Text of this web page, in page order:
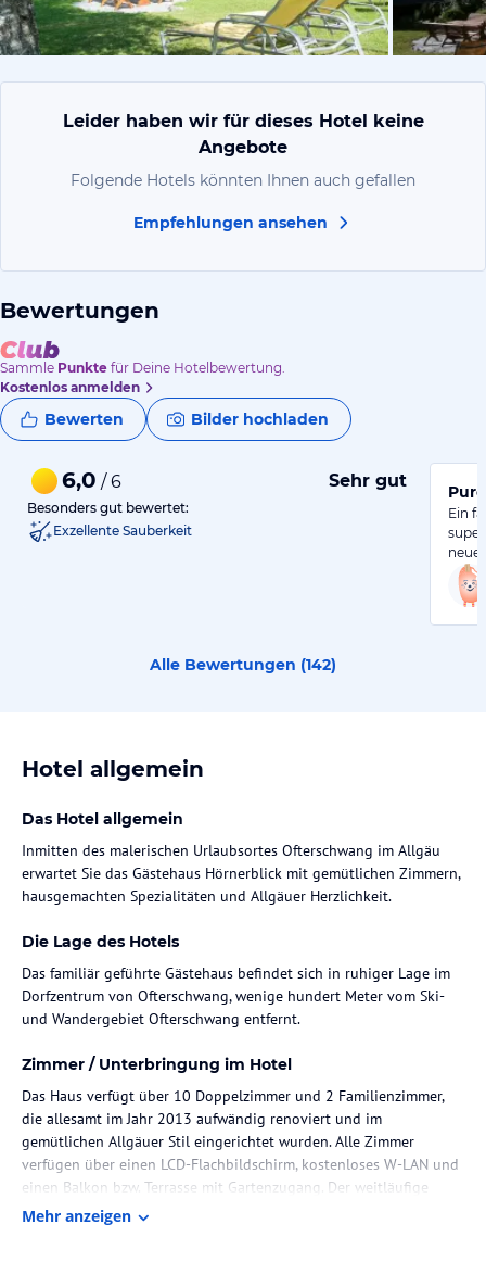
vom
Leider haben wir für dieses Hotel keine
Angebote
Folgende Hotels könnten Ihnen auch gefallen
Empfehlungen ansehen
Bewertungen
Sammle Punkte für Deine Hotelbewertung.
Kostenlos anmelden
Bewerten Bilder hochladen
6,0 / 6 Sehr gut
Besonders gut bewertet:
Exzellente Sauberkeit
Ein
Alle Bewertungen (142)
Hotel allgemein
Das Hotel allgemein
Inmitten des malerischen Urlaubsortes Ofterschwang im Allgäu
erwartet Sie das Gästehaus Hörnerblick mit gemütlichen Zimmern,
hausgemachten Spezialitäten und Allgäuer Herzlichkeit.
Die Lage des Hotels
Das familiär geführte Gästehaus befindet sich in ruhiger Lage im
Dorfzentrum von Ofterschwang, wenige hundert Meter vom Ski-
und Wandergebiet Ofterschwang entfernt.
Zimmer / Unterbringung im Hotel
Das Haus verfügt über 10 Doppelzimmer und 2 Familienzimmer,
die allesamt im Jahr 2013 aufwändig renoviert und im
gemütlichen Allgäuer Stil eingerichtet wurden. Alle Zimmer
verfügen über einen LCD-Flachbildschirm, kostenloses W-LAN und
einen Balkon bzw. Terrasse mit Gartenzugang. Der weitläufige
Garten eignet sich sowohl zum Entspannen, als auch zu Spaß und
Mehr anzeigen